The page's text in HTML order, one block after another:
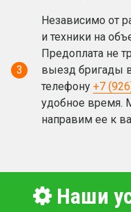
3
Независимо от
и техники на
Предоплата не
выезд бригады
телефону +7
удобное время.
направим ее к
Наши